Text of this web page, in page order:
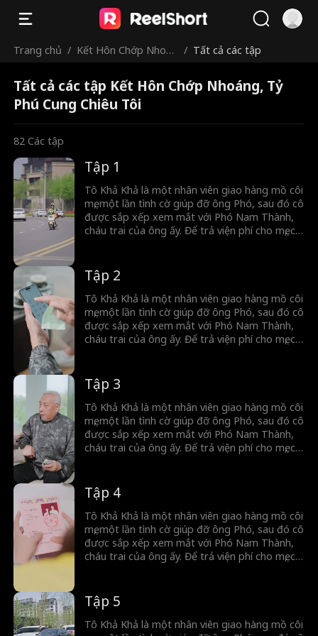
Trang chủ / Kết Hôn Chớp Nhoán
Tôi
/ Tất cả các tập
Tất cả các tập Kết Hôn Chớp Nhoáng, Tỷ
Phú Cung Chiêu Tôi
82 Các tập
Tập 1
Tô Khả Khả là một nhân viên giao hàng mồ côi
mẹ, một lần tình cờ giúp đỡ ông Phó, sau đó cô
được sắp xếp xem mắt với Phó Nam Thành,
cháu trai của ông ấy. Để trả viện phí cho mẹ, cô
hôn nhân do sắp đặt nên Phó Nam Thành
luôn đề phòng cô và giấu thân phận của mình.
Hai người dần nảy sinh tình cảm, nhưng vì
thân phận giàu có của Phó Nam Thành thêm
việc mẹ chồng tới thăm, hay thanh mai trúc mã
về nước, tất cả đã tạo nên hàng loạt hiểu lầm
Tập 2
Tô Khả Khả là một nhân viên giao hàng mồ côi
mẹ, một lần tình cờ giúp đỡ ông Phó, sau đó cô
được sắp xếp xem mắt với Phó Nam Thành,
cháu trai của ông ấy. Để trả viện phí cho mẹ, cô
hôn nhân do sắp đặt nên Phó Nam Thành
luôn đề phòng cô và giấu thân phận của mình.
Hai người dần nảy sinh tình cảm, nhưng vì
thân phận giàu có của Phó Nam Thành thêm
việc mẹ chồng tới thăm, hay thanh mai trúc mã
về nước, tất cả đã tạo nên hàng loạt hiểu lầm
Tập 3
Tô Khả Khả là một nhân viên giao hàng mồ côi
mẹ, một lần tình cờ giúp đỡ ông Phó, sau đó cô
được sắp xếp xem mắt với Phó Nam Thành,
cháu trai của ông ấy. Để trả viện phí cho mẹ, cô
hôn nhân do sắp đặt nên Phó Nam Thành
luôn đề phòng cô và giấu thân phận của mình.
Hai người dần nảy sinh tình cảm, nhưng vì
thân phận giàu có của Phó Nam Thành thêm
việc mẹ chồng tới thăm, hay thanh mai trúc mã
về nước, tất cả đã tạo nên hàng loạt hiểu lầm
Tập 4
Tô Khả Khả là một nhân viên giao hàng mồ côi
mẹ, một lần tình cờ giúp đỡ ông Phó, sau đó cô
được sắp xếp xem mắt với Phó Nam Thành,
cháu trai của ông ấy. Để trả viện phí cho mẹ, cô
hôn nhân do sắp đặt nên Phó Nam Thành
luôn đề phòng cô và giấu thân phận của mình.
Hai người dần nảy sinh tình cảm, nhưng vì
Tập 5
Tô Khả Khả là một nhân viên giao hàng mồ côi